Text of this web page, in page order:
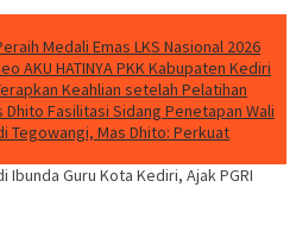
Medali Emas LKS Nasional 2026
AKU HATINYA PKK Kabupaten Kediri
Keahlian setelah Pelatihan
Fasilitasi Sidang Penetapan Wali
Tegowangi, Mas Dhito: Perkuat
Ibunda Guru Kota Kediri, Ajak PGRI